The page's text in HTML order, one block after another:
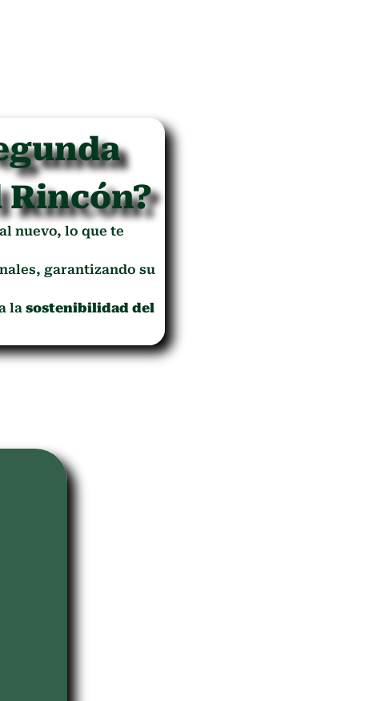
Rincón?
nuevo, lo que te
garantizando su
la sostenibilidad del